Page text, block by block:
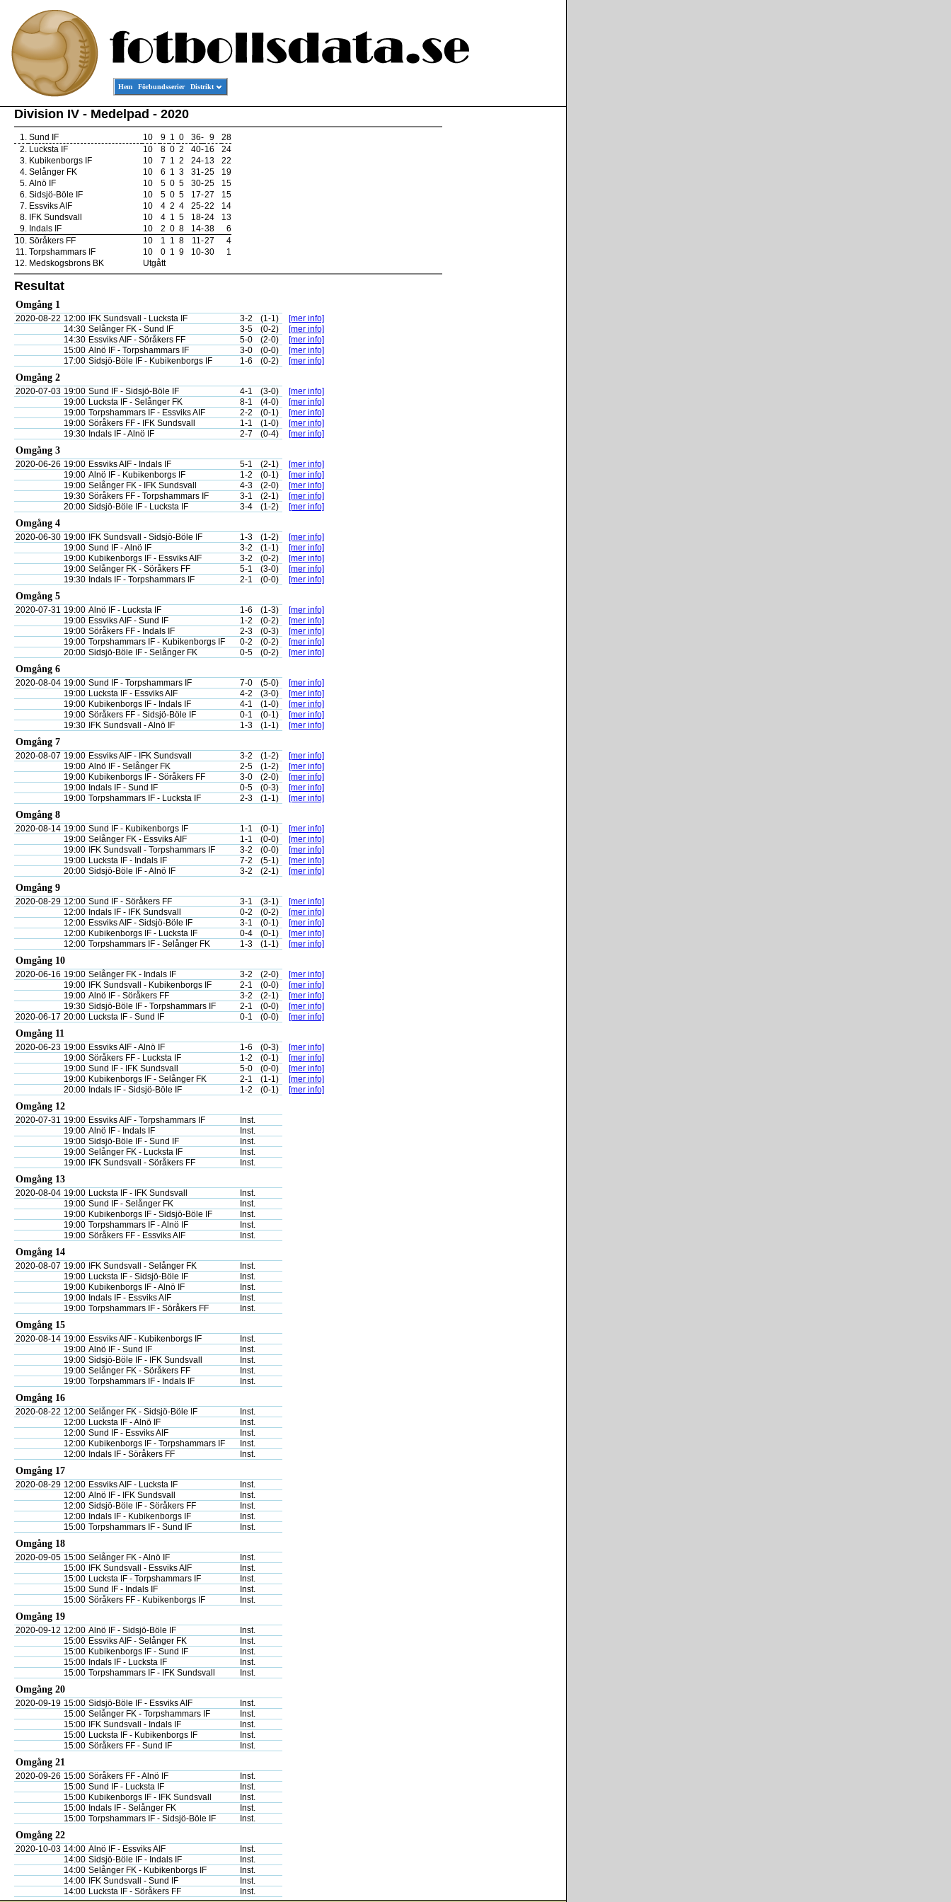
Hem Förbundsserier Distrikt
Division IV - Medelpad - 2020
1. Sund IF 10 9 1 0 36- 9
28
2. Lucksta IF 10 8 0 2 40-16
24
3. Kubikenborgs IF 10 7 1 2 24-13
22
4. Selånger FK 10 6 1 3 31-25
19
5. Alnö IF 10 5 0 5 30-25
15
6. Sidsjö-Böle IF 10 5 0 5 17-27
15
7. Essviks AIF 10 4 2 4 25-22
14
8. IFK Sundsvall 10 4 1 5 18-24
13
9. Indals IF 10 2 0 8 14-38
6
10. Söråkers FF 10 1 1 8 11-27
4
11. Torpshammars IF 10 0 1 9 10-30
1
12. Medskogsbrons BK Utgått
Resultat
Omgång 1
2020-08-22 12:00 IFK Sundsvall - Lucksta IF 3-2 (1-1)
[mer info]
14:30 Selånger FK - Sund IF 3-5 (0-2)
[mer info]
14:30 Essviks AIF - Söråkers FF 5-0 (2-0)
[mer info]
15:00 Alnö IF - Torpshammars IF 3-0 (0-0)
[mer info]
17:00 Sidsjö-Böle IF - Kubikenborgs IF 1-6 (0-2) [mer info]
Omgång 2
2020-07-03 19:00 Sund IF - Sidsjö-Böle IF 4-1 (3-0)
[mer info]
19:00 Lucksta IF - Selånger FK 8-1 (4-0)
[mer info]
19:00 Torpshammars IF - Essviks AIF 2-2 (0-1)
[mer info]
19:00 Söråkers FF - IFK Sundsvall 1-1 (1-0)
[mer info]
19:30 Indals IF - Alnö IF 2-7 (0-4) [mer info]
Omgång 3
2020-06-26 19:00 Essviks AIF - Indals IF 5-1 (2-1)
[mer info]
19:00 Alnö IF - Kubikenborgs IF 1-2 (0-1)
[mer info]
19:00 Selånger FK - IFK Sundsvall 4-3 (2-0)
[mer info]
19:30 Söråkers FF - Torpshammars IF 3-1 (2-1)
[mer info]
20:00 Sidsjö-Böle IF - Lucksta IF 3-4 (1-2) [mer info]
Omgång 4
2020-06-30 19:00 IFK Sundsvall - Sidsjö-Böle IF 1-3 (1-2)
[mer info]
19:00 Sund IF - Alnö IF 3-2 (1-1)
[mer info]
19:00 Kubikenborgs IF - Essviks AIF 3-2 (0-2)
[mer info]
19:00 Selånger FK - Söråkers FF 5-1 (3-0)
[mer info]
19:30 Indals IF - Torpshammars IF 2-1 (0-0) [mer info]
Omgång 5
2020-07-31 19:00 Alnö IF - Lucksta IF 1-6 (1-3)
[mer info]
19:00 Essviks AIF - Sund IF 1-2 (0-2)
[mer info]
19:00 Söråkers FF - Indals IF 2-3 (0-3)
[mer info]
19:00 Torpshammars IF - Kubikenborgs IF 0-2 (0-2)
[mer info]
20:00 Sidsjö-Böle IF - Selånger FK 0-5 (0-2) [mer info]
Omgång 6
2020-08-04 19:00 Sund IF - Torpshammars IF 7-0 (5-0)
[mer info]
19:00 Lucksta IF - Essviks AIF 4-2 (3-0)
[mer info]
19:00 Kubikenborgs IF - Indals IF 4-1 (1-0)
[mer info]
19:00 Söråkers FF - Sidsjö-Böle IF 0-1 (0-1)
[mer info]
19:30
IFK Sundsvall - Alnö IF 1-3 (1-1) [mer info]
Omgång 7
2020-08-07 19:00 Essviks AIF - IFK Sundsvall 3-2 (1-2)
[mer info]
19:00 Alnö IF - Selånger FK 2-5 (1-2)
[mer info]
19:00 Kubikenborgs IF - Söråkers FF 3-0 (2-0)
[mer info]
19:00 Indals IF - Sund IF 0-5 (0-3)
[mer info]
19:00 Torpshammars IF - Lucksta IF 2-3 (1-1) [mer info]
Omgång 8
2020-08-14 19:00 Sund IF - Kubikenborgs IF 1-1 (0-1)
[mer info]
19:00 Selånger FK - Essviks AIF 1-1 (0-0)
[mer info]
19:00
IFK Sundsvall - Torpshammars IF 3-2 (0-0)
[mer info]
19:00 Lucksta IF - Indals IF 7-2 (5-1)
[mer info]
20:00 Sidsjö-Böle IF - Alnö IF 3-2 (2-1) [mer info]
Omgång 9
2020-08-29 12:00 Sund IF - Söråkers FF 3-1 (3-1)
[mer info]
12:00 Indals IF - IFK Sundsvall 0-2 (0-2)
[mer info]
12:00 Essviks AIF - Sidsjö-Böle IF 3-1 (0-1)
[mer info]
12:00 Kubikenborgs IF - Lucksta IF 0-4 (0-1)
[mer info]
12:00 Torpshammars IF - Selånger FK 1-3 (1-1) [mer info]
Omgång 10
2020-06-16 19:00 Selånger FK - Indals IF 3-2 (2-0)
[mer info]
19:00
IFK Sundsvall - Kubikenborgs IF 2-1 (0-0)
[mer info]
19:00 Alnö IF - Söråkers FF 3-2 (2-1)
[mer info]
19:30 Sidsjö-Böle IF - Torpshammars IF 2-1 (0-0)
[mer info]
2020-06-17 20:00 Lucksta IF - Sund IF 0-1 (0-0) [mer info]
Omgång 11
2020-06-23 19:00 Essviks AIF - Alnö IF 1-6 (0-3)
[mer info]
19:00 Söråkers FF - Lucksta IF 1-2 (0-1)
[mer info]
19:00 Sund IF - IFK Sundsvall 5-0 (0-0)
[mer info]
19:00 Kubikenborgs IF - Selånger FK 2-1 (1-1)
[mer info]
20:00 Indals IF - Sidsjö-Böle IF 1-2 (0-1) [mer info]
Omgång 12
2020-07-31 19:00 Essviks AIF - Torpshammars IF
Inst.
19:00 Alnö IF - Indals IF
Inst.
19:00 Sidsjö-Böle IF - Sund IF
Inst.
19:00 Selånger FK - Lucksta IF
Inst.
19:00
IFK Sundsvall - Söråkers FF Inst.
Omgång 13
2020-08-04 19:00 Lucksta IF - IFK Sundsvall
Inst.
19:00 Sund IF - Selånger FK
Inst.
19:00 Kubikenborgs IF - Sidsjö-Böle IF
Inst.
19:00 Torpshammars IF - Alnö IF
Inst.
19:00 Söråkers FF - Essviks AIF Inst.
Omgång 14
2020-08-07 19:00 IFK Sundsvall - Selånger FK
Inst.
19:00 Lucksta IF - Sidsjö-Böle IF
Inst.
19:00 Kubikenborgs IF - Alnö IF
Inst.
19:00 Indals IF - Essviks AIF
Inst.
19:00 Torpshammars IF - Söråkers FF Inst.
Omgång 15
2020-08-14 19:00 Essviks AIF - Kubikenborgs IF
Inst.
19:00 Alnö IF - Sund IF
Inst.
19:00 Sidsjö-Böle IF - IFK Sundsvall
Inst.
19:00 Selånger FK - Söråkers FF
Inst.
19:00 Torpshammars IF - Indals IF Inst.
Omgång 16
2020-08-22 12:00 Selånger FK - Sidsjö-Böle IF
Inst.
12:00 Lucksta IF - Alnö IF
Inst.
12:00 Sund IF - Essviks AIF
Inst.
12:00 Kubikenborgs IF - Torpshammars IF
Inst.
12:00 Indals IF - Söråkers FF Inst.
Omgång 17
2020-08-29 12:00 Essviks AIF - Lucksta IF
Inst.
12:00 Alnö IF - IFK Sundsvall
Inst.
12:00 Sidsjö-Böle IF - Söråkers FF
Inst.
12:00 Indals IF - Kubikenborgs IF
Inst.
15:00 Torpshammars IF - Sund IF Inst.
Omgång 18
2020-09-05 15:00 Selånger FK - Alnö IF
Inst.
15:00
IFK Sundsvall - Essviks AIF
Inst.
15:00 Lucksta IF - Torpshammars IF
Inst.
15:00 Sund IF - Indals IF
Inst.
15:00 Söråkers FF - Kubikenborgs IF Inst.
Omgång 19
2020-09-12 12:00 Alnö IF - Sidsjö-Böle IF
Inst.
15:00 Essviks AIF - Selånger FK
Inst.
15:00 Kubikenborgs IF - Sund IF
Inst.
15:00 Indals IF - Lucksta IF
Inst.
15:00 Torpshammars IF - IFK Sundsvall Inst.
Omgång 20
2020-09-19 15:00 Sidsjö-Böle IF - Essviks AIF
Inst.
15:00 Selånger FK - Torpshammars IF
Inst.
15:00
IFK Sundsvall - Indals IF
Inst.
15:00 Lucksta IF - Kubikenborgs IF
Inst.
15:00 Söråkers FF - Sund IF Inst.
Omgång 21
2020-09-26 15:00 Söråkers FF - Alnö IF
Inst.
15:00 Sund IF - Lucksta IF
Inst.
15:00 Kubikenborgs IF - IFK Sundsvall
Inst.
15:00 Indals IF - Selånger FK
Inst.
15:00 Torpshammars IF - Sidsjö-Böle IF Inst.
Omgång 22
2020-10-03 14:00 Alnö IF - Essviks AIF
Inst.
14:00 Sidsjö-Böle IF - Indals IF
Inst.
14:00 Selånger FK - Kubikenborgs IF
Inst.
14:00
IFK Sundsvall - Sund IF
Inst.
14:00 Lucksta IF - Söråkers FF Inst.